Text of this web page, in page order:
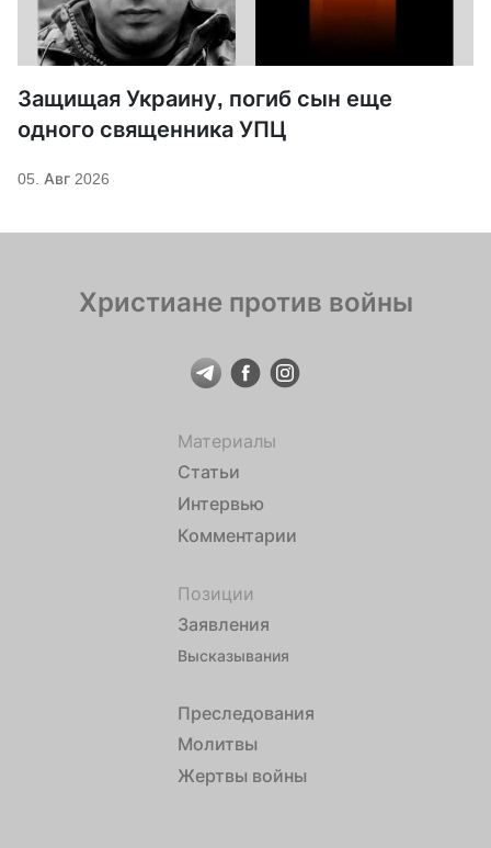
Защищая Украину, погиб сын еще
одного священника УПЦ
05. Авг 2026
Христиане против войны
Материалы
Статьи
Интервью
Комментарии
Позиции
Заявления
Высказывания
Преследования
Молитвы
Жертвы войны